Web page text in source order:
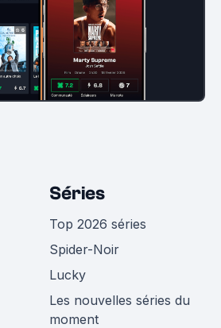
Séries
Top 2026 séries
Spider-Noir
Lucky
Les nouvelles séries du
moment